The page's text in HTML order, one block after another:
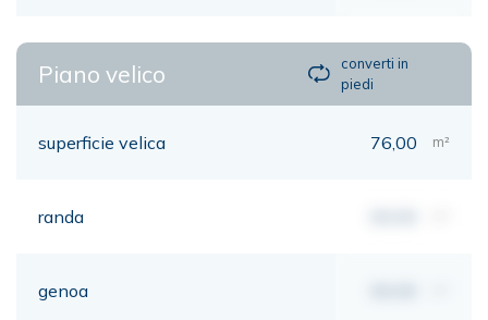
Piano velico
converti in
piedi
superficie velica 76,00 m²
randa
genoa